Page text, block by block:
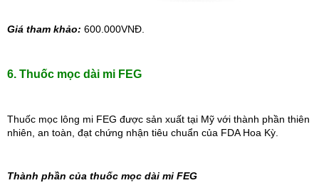
Giá tham khảo: 600.000VNĐ.
6. Thuốc mọc dài mi FEG
Thuốc mọc lông mi FEG được sản xuất tại Mỹ với thành phần thiên
nhiên, an toàn, đạt chứng nhận tiêu chuẩn của FDA Hoa Kỳ.
Thành phần của thuốc mọc dài mi FEG